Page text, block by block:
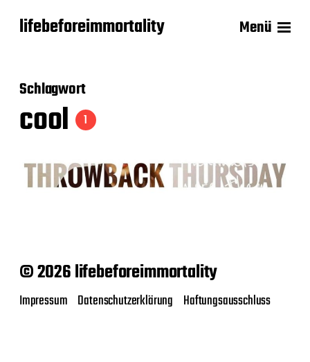
lifebeforeimmortality Menü
Schlagwort
cool 1
© 2026 lifebeforeimmortality
Impressum Datenschutzerklärung Haftungsausschluss